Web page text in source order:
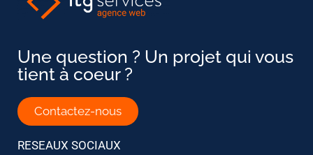
Une question ? Un projet qui vous
tient à coeur ?
Contactez-nous
RESEAUX SOCIAUX